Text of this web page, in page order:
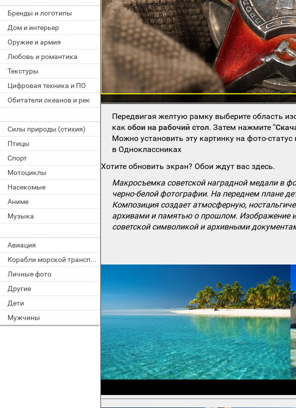
Бренды и логотипы
Дом и интерьер
Оружие и армия
Любовь и романтика
Текстуры
Цифровая техника и ПО
Обитатели океанов и рек
Силы природы (стихия)
Птицы
Спорт
Мотоциклы
Насекомые
Аниме
Музыка
Авиация
Корабли морской транспорт
Личные фото
Другие
Дети
Мужчины
Передвигая желтую рамку выберите область
какобои на рабочий стол. Затем нажмите
Можно установить эту картинку на фото-
в Одноклассниках
Хотите обновить экран? Обои ждут вас здесь.
Макросъемка советской наградной медали в
черно-белой фотографии. На переднем плане
Композиция создает атмосферную,
архивами и памятью о прошлом. Изображение
советской символикой и архивными